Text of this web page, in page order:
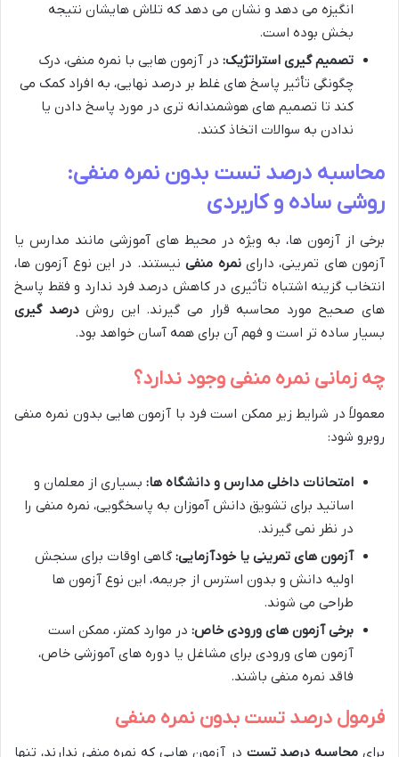
انگیزه می دهد و نشان می دهد که تلاش هایشان نتیجه
بخش بوده است.
تصمیم گیری استراتژیک: در آزمون هایی با نمره منفی، درک
چگونگی تأثیر پاسخ های غلط بر درصد نهایی، به افراد کمک می
کند تا تصمیم های هوشمندانه تری در مورد پاسخ دادن یا
ندادن به سوالات اتخاذ کنند.
محاسبه درصد تست بدون نمره منفی:
روشی ساده و کاربردی
برخی از آزمون ها، به ویژه در محیط های آموزشی مانند مدارس یا
آزمون های تمرینی، داراینمره منفینیستند. در این نوع آزمون ها،
انتخاب گزینه اشتباه تأثیری در کاهش درصد فرد ندارد و فقط پاسخ
های صحیح مورد محاسبه قرار می گیرند. این روشدرصد گیری
بسیار ساده تر است و فهم آن برای همه آسان خواهد بود.
چه زمانی نمره منفی وجود ندارد؟
معمولاً در شرایط زیر ممکن است فرد با آزمون هایی بدون نمره منفی
روبرو شود:
امتحانات داخلی مدارس و دانشگاه ها: بسیاری از معلمان و
اساتید برای تشویق دانش آموزان به پاسخگویی، نمره منفی را
در نظر نمی گیرند.
آزمون های تمرینی یا خودآزمایی: گاهی اوقات برای سنجش
اولیه دانش و بدون استرس از جریمه، این نوع آزمون ها
طراحی می شوند.
برخی آزمون های ورودی خاص: در موارد کمتر، ممکن است
آزمون های ورودی برای مشاغل یا دوره های آموزشی خاص،
فاقد نمره منفی باشند.
فرمول درصد تست بدون نمره منفی
برای محاسبه درصد تست در آزمون هایی که نمره منفی ندارند، تنها